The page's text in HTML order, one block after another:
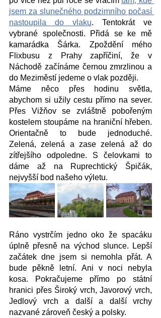
jsem za slunečného podzimního počasí
nastoupila do vlaku. Tentokrát ve
vybrané společnosti. Přidá se ke mě
kamarádka Šárka. Zpoždění mého
Flixbusu z Prahy zapříčiní, že v
Náchodě začínáme černou zmrzlinou a
do Meziměstí jedeme o vlak později.
Máme něco přes hodinu světla,
abychom si užily cestu přímo na sever.
Přes Vižňov se zvláštně pobořeným
kostelem stoupáme na hraniční hřeben.
Orientačně to bude jednoduché.
Zelená, zelená a zase zelená až do
zítřejšího odpoledne. S čelovkami to
dáme až na Ruprechtický Špičák,
nejvyšší bod našeho výletu.
Ráno vystrčím jedno oko že spacáku
úplně přesně na východ slunce. Lepší
začátek dne jsem si nemohla přát. A
bude pěkně letní. Ani v noci nebyla
kosa. Pokračujeme přímo po státní
hranici přes Široký vrch, Javorový vrch,
Jedlový vrch a další a další vrchy
nazvané zároveň český a polsky.